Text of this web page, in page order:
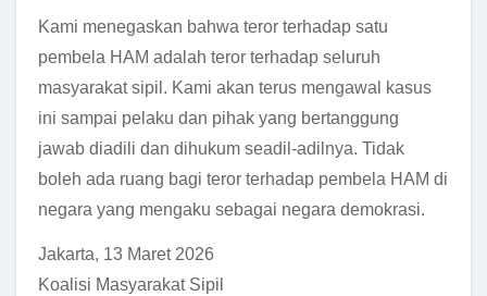
Kami menegaskan bahwa teror terhadap satu
pembela HAM adalah teror terhadap seluruh
masyarakat sipil. Kami akan terus mengawal kasus
ini sampai pelaku dan pihak yang bertanggung
jawab diadili dan dihukum seadil-adilnya. Tidak
boleh ada ruang bagi teror terhadap pembela HAM di
negara yang mengaku sebagai negara demokrasi.
Jakarta, 13 Maret 2026
Koalisi Masyarakat Sipil